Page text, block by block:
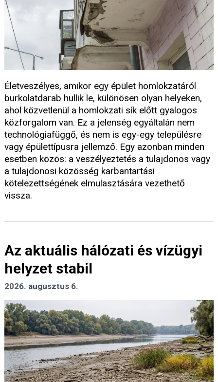
Életveszélyes, amikor egy épület homlokzatáról
burkolatdarab hullik le, különösen olyan helyeken,
ahol közvetlenül a homlokzati sík előtt gyalogos
közforgalom van. Ez a jelenség egyáltalán nem
technológiafüggő, és nem is egy-egy településre
vagy épülettípusra jellemző. Egy azonban minden
esetben közös: a veszélyeztetés a tulajdonos vagy
a tulajdonosi közösség karbantartási
kötelezettségének elmulasztására vezethető
vissza.
Az aktuális hálózati és vízügyi
helyzet stabil
2026. augusztus 6.